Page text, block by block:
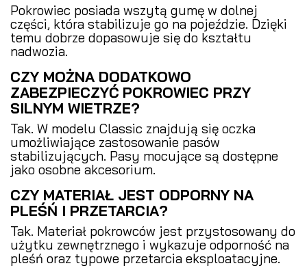
Pokrowiec posiada wszytą gumę w dolnej
części, która stabilizuje go na pojeździe. Dzięki
temu dobrze dopasowuje się do kształtu
nadwozia.
CZY MOŻNA DODATKOWO
ZABEZPIECZYĆ POKROWIEC PRZY
SILNYM WIETRZE?
Tak. W modelu Classic znajdują się oczka
umożliwiające zastosowanie pasów
stabilizujących. Pasy mocujące są dostępne
jako osobne akcesorium.
CZY MATERIAŁ JEST ODPORNY NA
PLEŚŃ I PRZETARCIA?
Tak. Materiał pokrowców jest przystosowany do
użytku zewnętrznego i wykazuje odporność na
pleśń oraz typowe przetarcia eksploatacyjne.